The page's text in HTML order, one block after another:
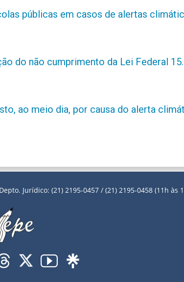
públicas em casos de alertas
do não cumprimento da Lei Federal
ao meio dia, por causa do alerta
Jurídico: (21) 2195-0457 / (21) 2195-0458 (11h às